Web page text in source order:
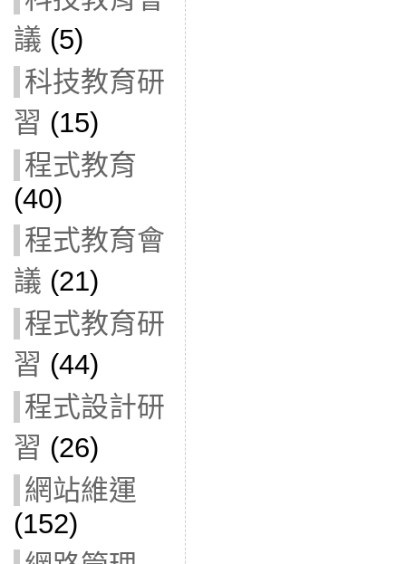
議 (5)
科技教育研
習 (15)
程式教育
(40)
程式教育會
議 (21)
程式教育研
習 (44)
程式設計研
習 (26)
網站維運
(152)